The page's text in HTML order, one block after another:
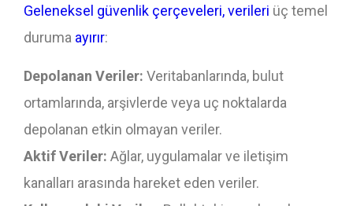
Geleneksel güvenlik çerçeveleri, verileri üç temel
duruma ayırır:
Depolanan Veriler: Veritabanlarında, bulut
ortamlarında, arşivlerde veya uç noktalarda
depolanan etkin olmayan veriler.
Aktif Veriler: Ağlar, uygulamalar ve iletişim
kanalları arasında hareket eden veriler.